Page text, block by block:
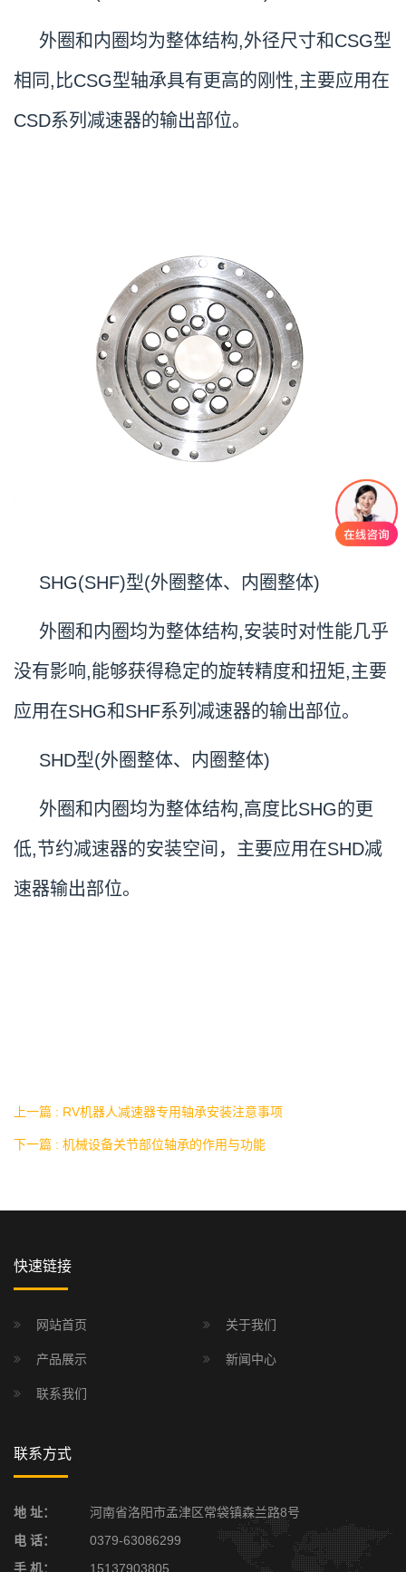
外圈和内圈均为整体结构,外径尺寸和CSG型
相同,比CSG型轴承具有更高的刚性,主要应用在
CSD系列减速器的输出部位。
SHG(SHF)型(外圈整体、内圈整体)
外圈和内圈均为整体结构,安装时对性能几乎
没有影响,能够获得稳定的旋转精度和扭矩,主要
应用在SHG和SHF系列减速器的输出部位。
SHD型(外圈整体、内圈整体)
外圈和内圈均为整体结构,高度比SHG的更
低,节约减速器的安装空间，主要应用在SHD减
速器输出部位。
上一篇 : RV机器人减速器专用轴承安装注意事项
下一篇 : 机械设备关节部位轴承的作用与功能
快速链接
网站首页 关于我们
产品展示 新闻中心
联系我们
联系方式
地 址：
河南省洛阳市孟津区常袋镇森兰路8号
电 话：
0379-63086299
手 机：
15137903805